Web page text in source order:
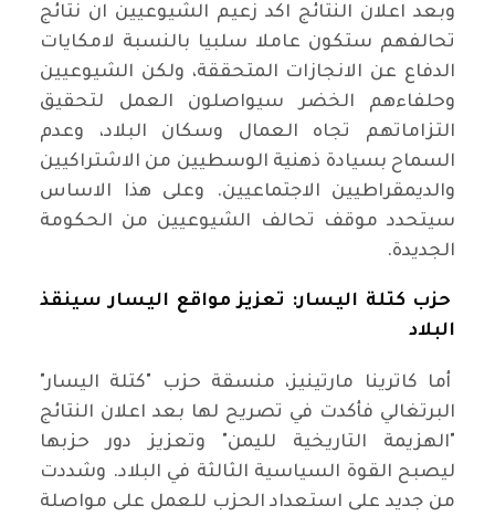
وبعد اعلان النتائج اكد زعيم الشيوعيين ان نتائج
تحالفهم ستكون عاملا سلبيا بالنسبة لامكايات
الدفاع عن الانجازات المتحققة، ولكن الشيوعيين
وحلفاءهم الخضر سيواصلون العمل لتحقيق
التزاماتهم تجاه العمال وسكان البلاد، وعدم
السماح بسيادة ذهنية الوسطيين من الاشتراكيين
والديمقراطيين الاجتماعيين. وعلى هذا الاساس
سيتحدد موقف تحالف الشيوعيين من الحكومة
الجديدة.
حزب كتلة اليسار: تعزيز مواقع اليسار سينقذ
البلاد
أما كاترينا مارتينيز، منسقة حزب "كتلة اليسار"
البرتغالي فأكدت في تصريح لها بعد اعلان النتائج
"الهزيمة التاريخية لليمن" وتعزيز دور حزبها
ليصبح القوة السياسية الثالثة في البلاد. وشددت
من جديد على استعداد الحزب للعمل على مواصلة